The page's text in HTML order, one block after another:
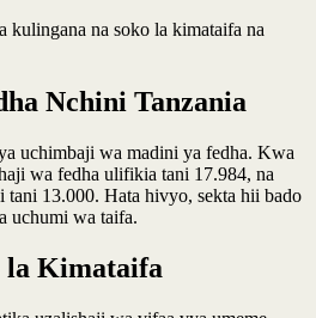
na soko la kimataifa na
Nchini Tanzania
uchimbaji wa madini ya fedha. Kwa
wa fedha ulifikia tani 17.984, na
tani 13.000. Hata hivyo, sekta hii bado
uchumi wa taifa.
la Kimataifa